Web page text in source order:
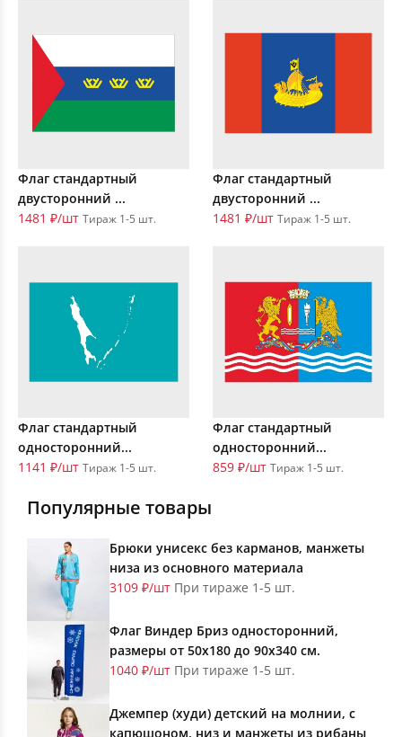
Флаг стандартный
двусторонний ...
1481 ₽/шт Тираж 1-5 шт.
Флаг стандартный
двусторонний ...
1481 ₽/шт Тираж 1-5 шт.
Флаг стандартный
односторонний...
1141 ₽/шт Тираж 1-5 шт.
Флаг стандартный
односторонний...
859 ₽/шт Тираж 1-5 шт.
Популярные товары
Брюки унисекс без карманов, манжеты
низа из основного материала
3109 ₽/шт При тираже 1-5 шт.
Флаг Виндер Бриз односторонний,
размеры от 50х180 до 90х340 см.
1040 ₽/шт При тираже 1-5 шт.
Джемпер (худи) детский на молнии, с
капюшоном, низ и манжеты из рибаны